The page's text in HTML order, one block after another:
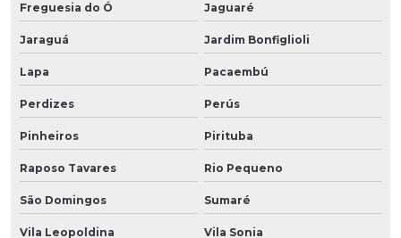
Freguesia do Ó Jaguaré
Jaraguá Jardim Bonfiglioli
Lapa Pacaembú
Perdizes Perús
Pinheiros Pirituba
Raposo Tavares Rio Pequeno
São Domingos Sumaré
Vila Leopoldina Vila Sonia